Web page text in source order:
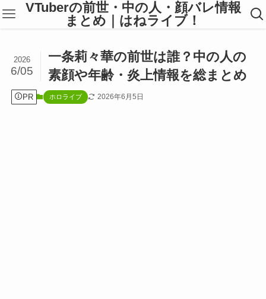
VTuberの前世・中の人・顔バレ情報
まとめ｜はねライブ！
一条莉々華の前世は誰？中の人の
素顔や年齢・炎上情報を総まとめ
2026
6/05
PR ホロライブ 2026年6月5日